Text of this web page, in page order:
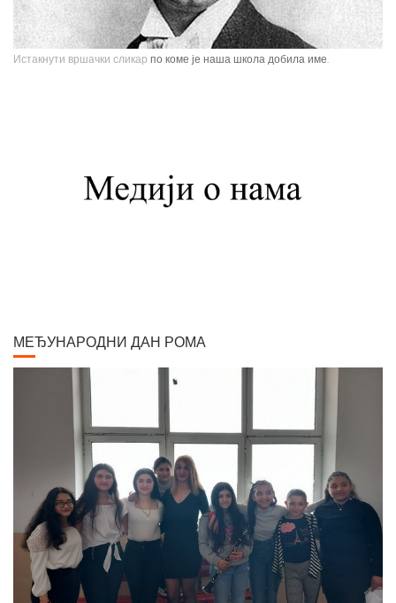
Истакнути вршачки сликар по коме је наша школа добила име.
Америци. Од 1900. године углавном ради у Паризу и Бечу. После Првог
светског рата боравио је дуже време у Београду и Букурешту. Излагао је
Албаније. Од свих дама које су се нашле на његовом платну, љубав
сликара у већ зрелим годинама задобила је млада Аустријанка Хермина
(Мини) Даубер, кћер настојника у згради где се налазио његов бечки
атеље. Венчали су се 1917. године, када је она имала 25, а он 58 година.
Елегантна, лепа и префињена, постала је његова доживотна љубав и
инспирација. Остали су у браку пуних 40 година, до његове смрти. Умро
је у Бечу 30. новембра 1957. године. По његовој жељи, урна са посмртним
остацима пренета је у Београд. Паја Јовановић се убраја међу 100
најзнаменитијих Срба. У изложбеном простору "Апотеке на
степеницама" у Вршцу данас се налази поставка Пајиних слика: "Кићење
невесте", "Борба петлова", масиван и велелепан рам за "Вршачки
триптихон". Паја је са "Вршачким триптихоном" добио награду 1896.
године у Будимпешти на Миленијумској изложби. У поставци се налази
МЕЂУНАРОДНИ ДАН РОМА